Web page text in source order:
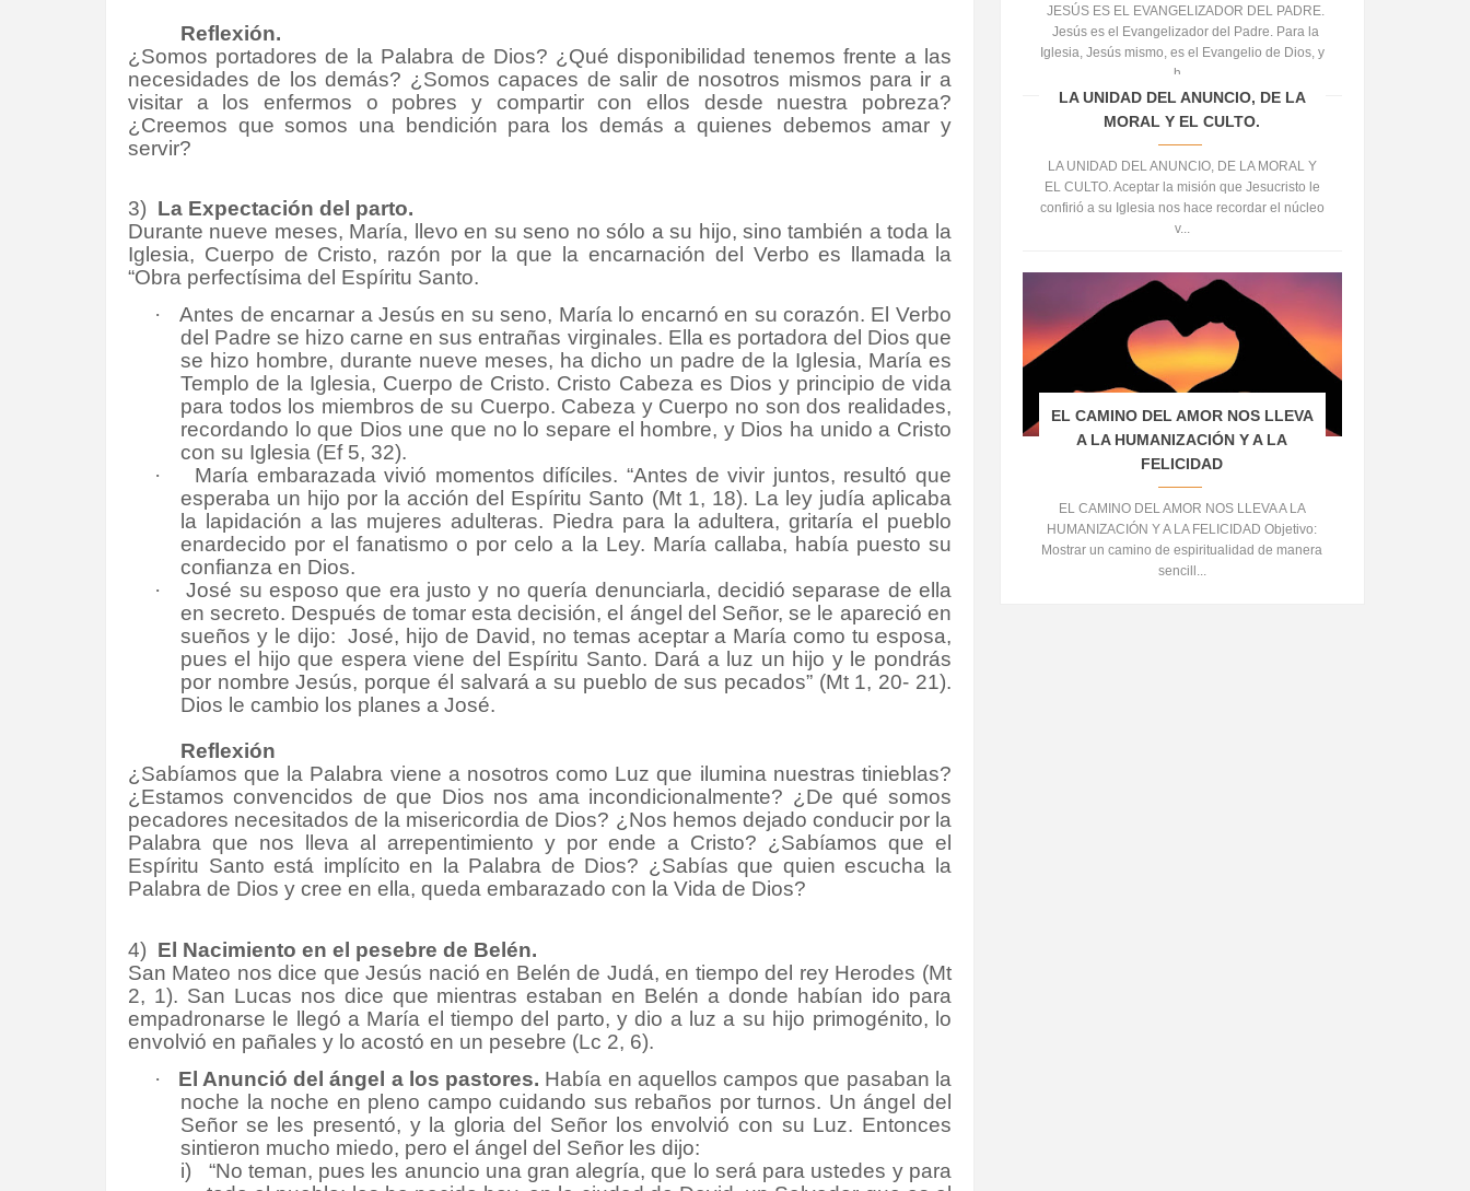
Reflexión.
¿Somos portadores de la Palabra de Dios? ¿Qué disponibilidad tenemos frente a las
necesidades de los demás? ¿Somos capaces de salir de nosotros mismos para ir a
visitar a los enfermos o pobres y compartir con ellos desde nuestra pobreza?
¿Creemos que somos una bendición para los demás a quienes debemos amar y
servir?
3) La Expectación del parto.
Durante nueve meses, María, llevo en su seno no sólo a su hijo, sino también a toda la
Iglesia, Cuerpo de Cristo, razón por la que la encarnación del Verbo es llamada la
“Obra perfectísima del Espíritu Santo.
·
Antes de encarnar a Jesús en su seno, María lo encarnó en su corazón. El Verbo
del Padre se hizo carne en sus entrañas virginales. Ella es portadora del Dios que
se hizo hombre, durante nueve meses, ha dicho un padre de la Iglesia, María es
Templo de la Iglesia, Cuerpo de Cristo. Cristo Cabeza es Dios y principio de vida
para todos los miembros de su Cuerpo. Cabeza y Cuerpo no son dos realidades,
recordando lo que Dios une que no lo separe el hombre, y Dios ha unido a Cristo
con su Iglesia (Ef 5, 32).
·
María embarazada vivió momentos difíciles. “Antes de vivir juntos, resultó que
esperaba un hijo por la acción del Espíritu Santo (Mt 1, 18). La ley judía aplicaba
la lapidación a las mujeres adulteras. Piedra para la adultera, gritaría el pueblo
enardecido por el fanatismo o por celo a la Ley. María callaba, había puesto su
confianza en Dios.
·
José su esposo que era justo y no quería denunciarla, decidió separase de ella
en secreto. Después de tomar esta decisión, el ángel del Señor, se le apareció en
sueños y le dijo: José, hijo de David, no temas aceptar a María como tu esposa,
pues el hijo que espera viene del Espíritu Santo. Dará a luz un hijo y le pondrás
por nombre Jesús, porque él salvará a su pueblo de sus pecados” (Mt 1, 20- 21).
Dios le cambio los planes a José.
Reflexión
¿Sabíamos que la Palabra viene a nosotros como Luz que ilumina nuestras tinieblas?
¿Estamos convencidos de que Dios nos ama incondicionalmente? ¿De qué somos
pecadores necesitados de la misericordia de Dios? ¿Nos hemos dejado conducir por la
Palabra que nos lleva al arrepentimiento y por ende a Cristo? ¿Sabíamos que el
Espíritu Santo está implícito en la Palabra de Dios? ¿Sabías que quien escucha la
Palabra de Dios y cree en ella, queda embarazado con la Vida de Dios?
4) El Nacimiento en el pesebre de Belén.
San Mateo nos dice que Jesús nació en Belén de Judá, en tiempo del rey Herodes (Mt
2, 1). San Lucas nos dice que mientras estaban en Belén a donde habían ido para
empadronarse le llegó a María el tiempo del parto, y dio a luz a su hijo primogénito, lo
envolvió en pañales y lo acostó en un pesebre (Lc 2, 6).
·
El Anunció del ángel a los pastores. Había en aquellos campos que pasaban la
noche la noche en pleno campo cuidando sus rebaños por turnos. Un ángel del
Señor se les presentó, y la gloria del Señor los envolvió con su Luz. Entonces
sintieron mucho miedo, pero el ángel del Señor les dijo:
i)
“No teman, pues les anuncio una gran alegría, que lo será para ustedes y para
JESÚS ES EL EVANGELIZADOR DEL PADRE.
Jesús es el Evangelizador del Padre. Para la
Iglesia, Jesús mismo, es el Evangelio de Dios, y
h...
LA UNIDAD DEL ANUNCIO, DE LA
MORAL Y EL CULTO.
LA UNIDAD DEL ANUNCIO, DE LA MORAL Y
EL CULTO. Aceptar la misión que Jesucristo le
confirió a su Iglesia nos hace recordar el núcleo
v...
EL CAMINO DEL AMOR NOS LLEVA
A LA HUMANIZACIÓN Y A LA
FELICIDAD
EL CAMINO DEL AMOR NOS LLEVA A LA
HUMANIZACIÓN Y A LA FELICIDAD Objetivo:
Mostrar un camino de espiritualidad de manera
sencill...